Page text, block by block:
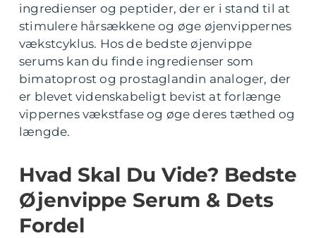
ingredienser og peptider, der er i stand til at
stimulere hårsækkene og øge øjenvippernes
vækstcyklus. Hos de bedste øjenvippe
serums kan du finde ingredienser som
bimatoprost og prostaglandin analoger, der
er blevet videnskabeligt bevist at forlænge
vippernes vækstfase og øge deres tæthed og
længde.
Hvad Skal Du Vide? Bedste
Øjenvippe Serum & Dets
Fordel